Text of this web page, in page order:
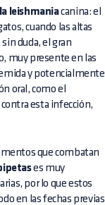
leishmaniacanina: el
cuando las altas
duda, el gran
muy presente en las
y potencialmente
oral, como el
esta infección,
que combatan
es muy
por lo que estos
en las fechas previas